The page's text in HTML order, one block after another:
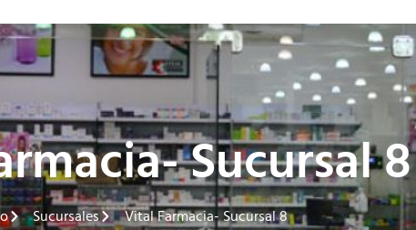
Sucursal 8
Sucursales Vital Farmacia- Sucursal 8